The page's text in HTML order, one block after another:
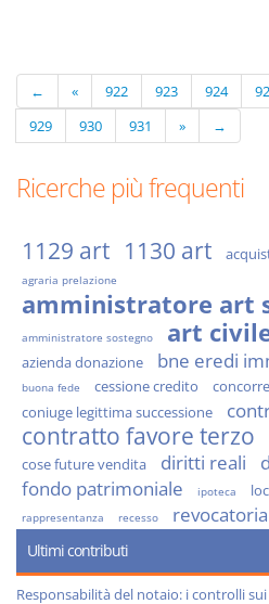
← « 922 923 924
929
930 931 » →
Ricerche più frequenti
1129 art 1130 art
agraria prelazione
amministratore art
amministratore sostegno art
azienda donazione bne eredi
buona fede cessione credito
coniuge legittima successione
contratto favore terzo
cose future vendita diritti reali
fondo patrimoniale ipoteca
rappresentanza
recesso revocatoria
Ultimi contributi
Responsabilità del notaio: i controlli